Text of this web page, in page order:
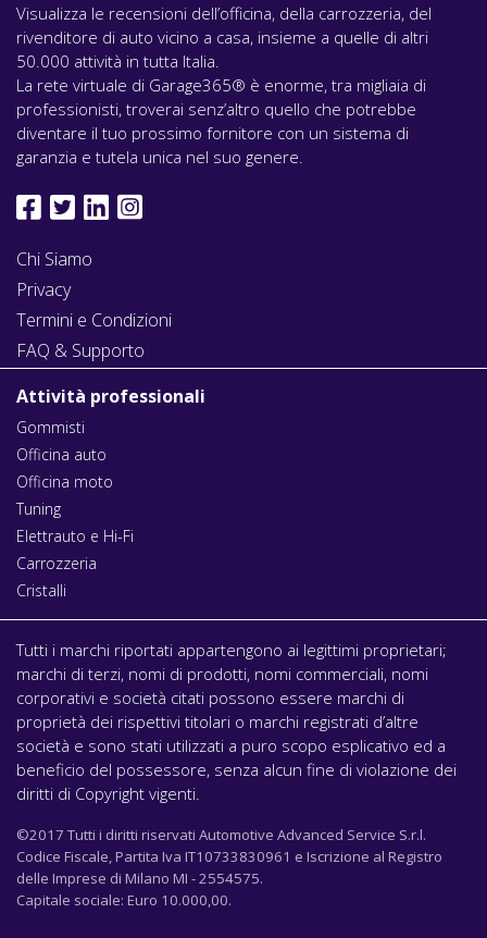
Visualizza le recensioni dell’officina, della carrozzeria, del
rivenditore di auto vicino a casa, insieme a quelle di altri
50.000 attività in tutta Italia.
La rete virtuale di Garage365® è enorme, tra migliaia di
professionisti, troverai senz’altro quello che potrebbe
diventare il tuo prossimo fornitore con un sistema di
garanzia e tutela unica nel suo genere.
Chi Siamo
Privacy
Termini e Condizioni
FAQ & Supporto
Attività professionali
Gommisti
Officina auto
Officina moto
Tuning
Elettrauto e Hi-Fi
Carrozzeria
Cristalli
Tutti i marchi riportati appartengono ai legittimi proprietari;
marchi di terzi, nomi di prodotti, nomi commerciali, nomi
corporativi e società citati possono essere marchi di
proprietà dei rispettivi titolari o marchi registrati d’altre
società e sono stati utilizzati a puro scopo esplicativo ed a
beneficio del possessore, senza alcun fine di violazione dei
diritti di Copyright vigenti.
©2017 Tutti i diritti riservati Automotive Advanced Service S.r.l.
Codice Fiscale, Partita Iva IT10733830961 e Iscrizione al Registro
delle Imprese di Milano MI - 2554575.
Capitale sociale: Euro 10.000,00.